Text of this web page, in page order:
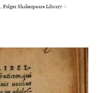
Shakespeare Library ♢